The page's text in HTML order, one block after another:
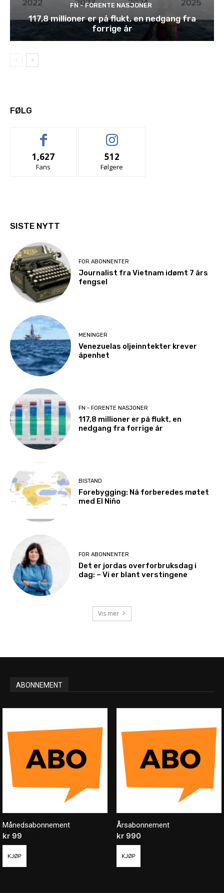
FN - FORENTE NASJONER
117,8 millioner er på flukt, en nedgang fra
forrige år
FØLG
1,627
Fans
512
Følgere
SISTE NYTT
FOR ABONNENTER
Journalist fra Vietnam idømt 7 års
fengsel
MENINGER
Venezuelas oljeinntekter krever
åpenhet
FN - FORENTE NASJONER
117,8 millioner er på flukt, en
nedgang fra forrige år
BISTAND
Forebygging: Nå forberedes møtet
med El Niño
FOR ABONNENTER
Det er jordas overforbruksdag i
dag: – Vi er blant verstingene
Vis mer
ABONNEMENT
Månedsabonnement
kr 99
KJØP
Årsabonnement
kr990
KJØP